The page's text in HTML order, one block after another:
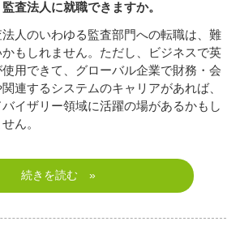
査法人に就職できますか。
法人のいわゆる監査部門への転職は、難
かもしれません。ただし、ビジネスで英
用できて、グローバル企業で財務・会
連するシステムのキャリアがあれば、
バイザリー領域に活躍の場があるかもし
ん。
続きを読む »